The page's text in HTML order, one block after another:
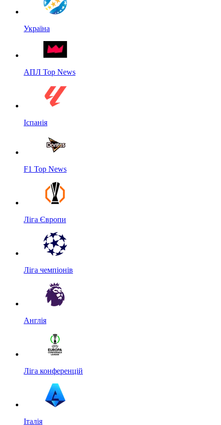
Україна
АПЛ Top News
Іспанія
F1 Top News
Ліга Європи
Ліга чемпіонів
Англія
Ліга конференцій
Італія